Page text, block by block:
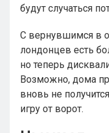
будут случаться
С вернувшимся в
лондонцев есть
но теперь
Возможно, дома
вновь не
игру от ворот.